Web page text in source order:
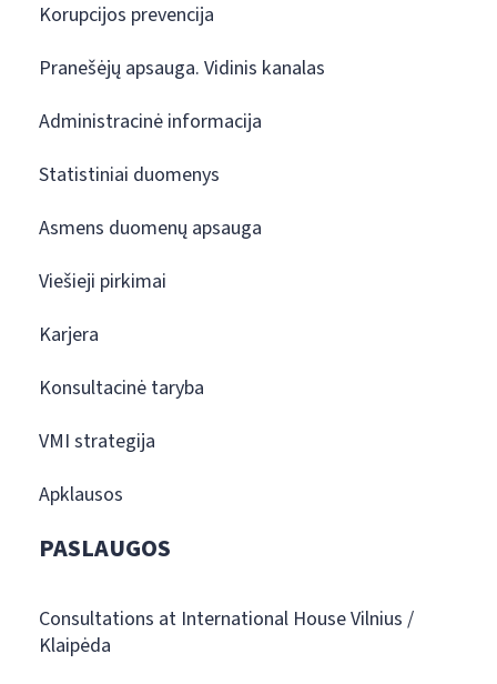
Korupcijos prevencija
Pranešėjų apsauga. Vidinis kanalas
Administracinė informacija
Statistiniai duomenys
Asmens duomenų apsauga
Viešieji pirkimai
Karjera
Konsultacinė taryba
VMI strategija
Apklausos
PASLAUGOS
Consultations at International House Vilnius /
Klaipėda